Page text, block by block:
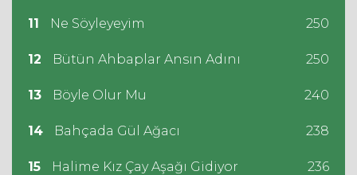
11 Ne Söyleyeyim 250
12 Bütün Ahbaplar Ansın Adını 250
13 Böyle Olur Mu 240
14 Bahçada Gül Ağacı 238
15 Halime Kız Çay Aşağı Gidiyor 236